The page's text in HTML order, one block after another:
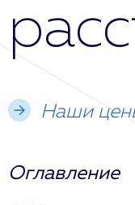
Наши
Оглавление